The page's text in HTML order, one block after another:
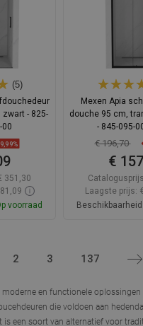
(5)
- 825-
00
351,30
voorraad
Favoriet
Mexen Apia
douche 95 cm,
- 845-095-
€ 196,70
€
Laagste prijs:
Beschikbaarheid:
Vergelijk
2 3 137
moderne en functionele oplossingen
die voldoen aan
is een soort van alternatief voor